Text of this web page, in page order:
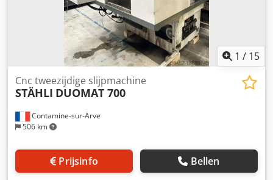
1 / 15
Contamine-sur-Arve
506 km
Cnc tweezijdige slijpmachine
STÄHLI DUOMAT 700
Prijsinfo Bellen